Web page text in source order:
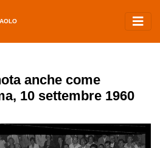
anche come
10 settembre 1960